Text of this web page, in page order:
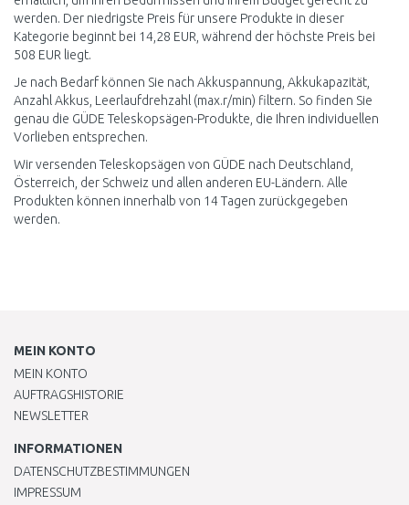
werden. Der niedrigste Preis für unsere Produkte in dieser
Kategorie beginnt bei 14,28 EUR, während der höchste Preis bei
508 EUR liegt.
Je nach Bedarf können Sie nach Akkuspannung, Akkukapazität,
Anzahl Akkus, Leerlaufdrehzahl (max.r/min) filtern. So finden Sie
genau die GÜDE Teleskopsägen-Produkte, die Ihren individuellen
Vorlieben entsprechen.
Wir versenden Teleskopsägen von GÜDE nach Deutschland,
Österreich, der Schweiz und allen anderen EU-Ländern. Alle
Produkten können innerhalb von 14 Tagen zurückgegeben
werden.
MEIN KONTO
MEIN KONTO
AUFTRAGSHISTORIE
NEWSLETTER
INFORMATIONEN
DATENSCHUTZBESTIMMUNGEN
IMPRESSUM